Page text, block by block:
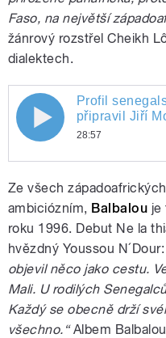
Faso, na největší
žánrový rozstřel Cheikh
dialektech.
Profil
připravil Jiří
Profil
připravil Jiří
28:57
připravil Jiří
Ze všech
ambiciózním, Balbalou je
roku 1996. Debut Ne la
hvězdný Youssou N´Dour:
objevil něco jako cestu.
Mali. U rodilých
Každý se obecně drží
všechno.“Albem